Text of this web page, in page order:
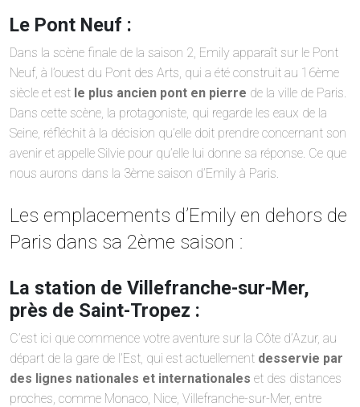
Le Pont Neuf :
Dans la scène finale de la saison 2, Emily apparaît sur le Pont
Neuf, à l’ouest du Pont des Arts, qui a été construit au 16ème
siècle et est le plus ancien pont en pierre de la ville de Paris.
Dans cette scène, la protagoniste, qui regarde les eaux de la
Seine, réfléchit à la décision qu’elle doit prendre concernant son
avenir et appelle Silvie pour qu’elle lui donne sa réponse. Ce que
nous aurons dans la 3ème saison d’Emily à Paris.
Les emplacements d’Emily en dehors de
Paris dans sa 2ème saison :
La station de Villefranche-sur-Mer,
près de Saint-Tropez :
C’est ici que commence votre aventure sur la Côte d’Azur, au
départ de la gare de l’Est, qui est actuellement desservie par
des lignes nationales et internationales et des distances
proches, comme Monaco, Nice, Villefranche-sur-Mer, entre